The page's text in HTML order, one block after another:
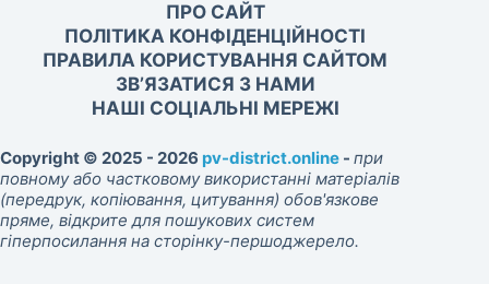
ПРО САЙТ
ПОЛІТИКА КОНФІДЕНЦІЙНОСТІ
ПРАВИЛА КОРИСТУВАННЯ САЙТОМ
ЗВ’ЯЗАТИСЯ З НАМИ
НАШІ СОЦІАЛЬНІ МЕРЕЖІ
Copyright © 2025 - 2026 pv-district.online - при
повному або частковому використанні матеріалів
(передрук, копіювання, цитування) обов'язкове
пряме, відкрите для пошукових систем
гіперпосилання на сторінку-першоджерело.